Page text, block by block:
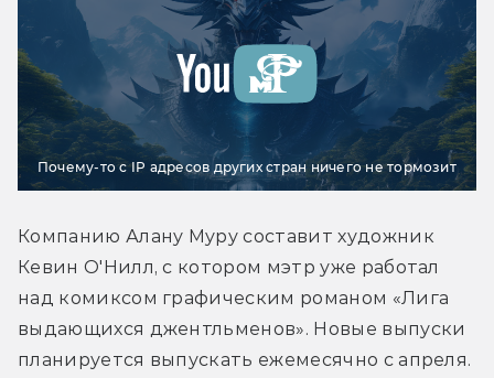
Почему-то с IP адресов других стран ничего не тормозит
Компанию Алану Муру составит художник
Кевин О'Нилл, с котором мэтр уже работал
над комиксом графическим романом «Лига
выдающихся джентльменов». Новые выпуски
планируется выпускать ежемесячно с апреля.